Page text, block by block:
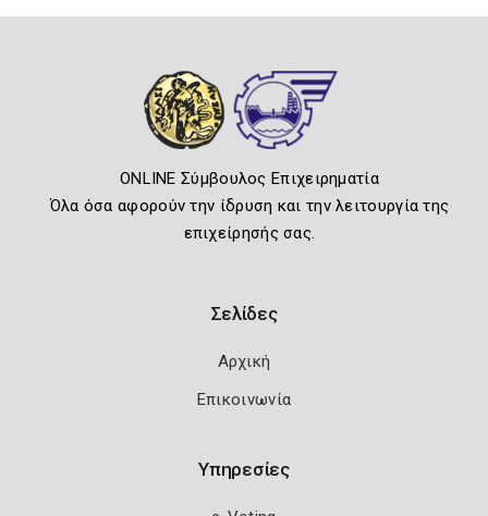
ONLINE Σύμβουλος Επιχειρηματία
Όλα όσα αφορούν την ίδρυση και την λειτουργία της
επιχείρησής σας.
Σελίδες
Αρχική
Επικοινωνία
Υπηρεσίες